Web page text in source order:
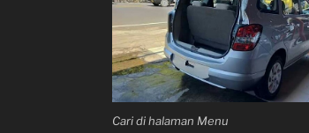
Cari di halaman Menu